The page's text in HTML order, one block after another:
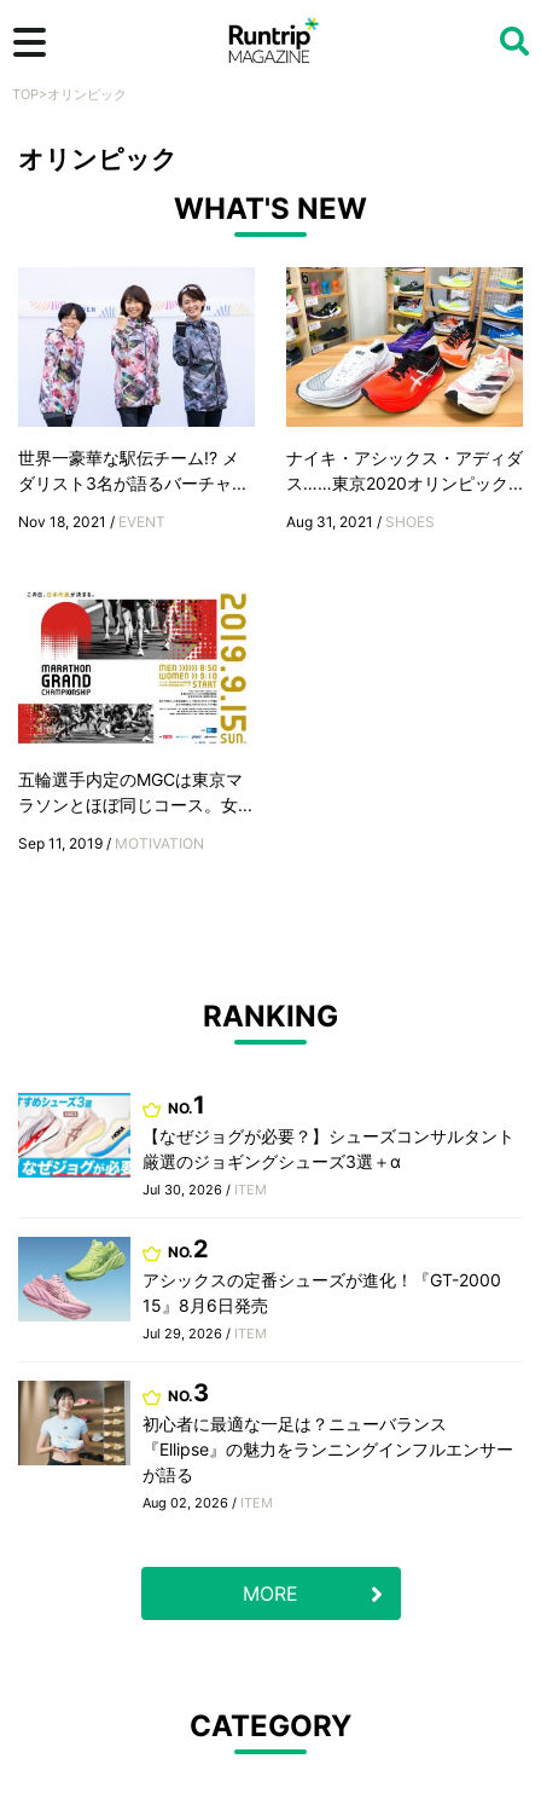
TOP>オリンピック
オリンピック
WHAT'S NEW
世界一豪華な駅伝チーム!? メ
ダリスト3名が語るバーチャ...
Nov 18, 2021 / EVENT
ナイキ・アシックス・アディダ
ス……東京2020オリンピック...
Aug 31, 2021 / SHOES
五輪選手内定のMGCは東京マ
ラソンとほぼ同じコース。女...
Sep 11, 2019 / MOTIVATION
RANKING
NO.1
【なぜジョグが必要？】シューズコンサルタント
厳選のジョギングシューズ3選＋α
Jul 30, 2026 / ITEM
NO.2
アシックスの定番シューズが進化！『GT-2000
15』8月6日発売
Jul 29, 2026 / ITEM
NO.3
初心者に最適な一足は？ニューバランス
『Ellipse』の魅力をランニングインフルエンサー
が語る
Aug 02, 2026 / ITEM
MORE
CATEGORY